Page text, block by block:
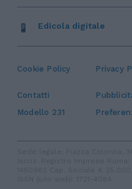
Cookie Policy Privacy
Contatti
Modello 231
Edicola digitale